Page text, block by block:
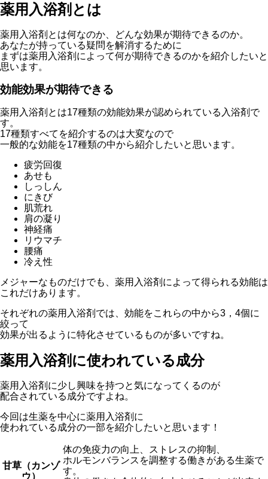
薬用入浴剤とは
薬用入浴剤とは何なのか、どんな効果が期待できるのか。
あなたが持っている疑問を解消するために
まずは薬用入浴剤によって何が期待できるのかを紹介したいと
思います。
効能効果が期待できる
薬用入浴剤とは17種類の効能効果が認められている入浴剤で
す。
17種類すべてを紹介するのは大変なので
一般的な効能を17種類の中から紹介したいと思います。
疲労回復
あせも
しっしん
にきび
肌荒れ
肩の凝り
神経痛
リウマチ
腰痛
冷え性
メジャーなものだけでも、薬用入浴剤によって得られる効能は
これだけあります。
それぞれの薬用入浴剤では、効能をこれらの中から3，4個に
絞って
効果が出るように特化させているものが多いですね。
薬用入浴剤に使われている成分
薬用入浴剤に少し興味を持つと気になってくるのが
配合されている成分ですよね。
今回は生薬を中心に薬用入浴剤に
使われている成分の一部を紹介したいと思います！
甘草（カンゾ
ウ）
体の免疫力の向上、ストレスの抑制、
ホルモンバランスを調整する働きがある生薬で
す。